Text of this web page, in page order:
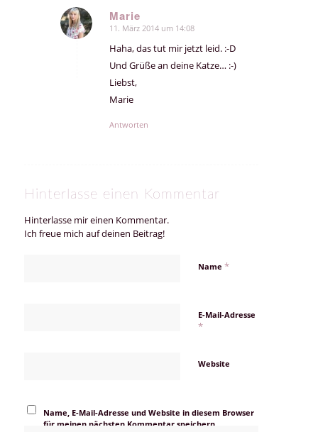
Marie
sagte:
11. März 2014 um 14:08
Haha, das tut mir jetzt leid. :-D
Und Grüße an deine Katze… :-)
Liebst,
Marie
Antworten
Hinterlasse einen Kommentar
Hinterlasse mir einen Kommentar.
Ich freue mich auf deinen Beitrag!
Name *
E-Mail-Adresse
*
Website
Name, E-Mail-Adresse und Website in diesem Browser
für meinen nächsten Kommentar speichern.